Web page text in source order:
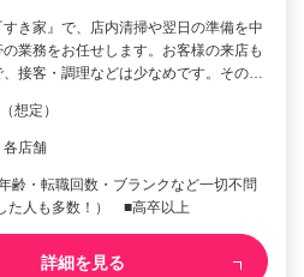
き家』で、店内清掃や翌日の準備を中
業務をお任せします。お客様の来店も
接客・調理などは少なめです。その…
想定）
各店舗
・転職回数・ブランクなど一切不問
た人も多数！） ■高卒以上
詳細を見る